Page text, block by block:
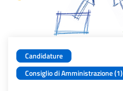
Candidature
Consiglio di Amministrazione (1)